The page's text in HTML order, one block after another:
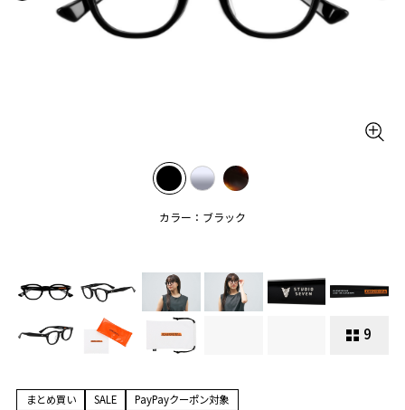
カラー：ブラック
9
まとめ買い SALE PayPayクーポン対象